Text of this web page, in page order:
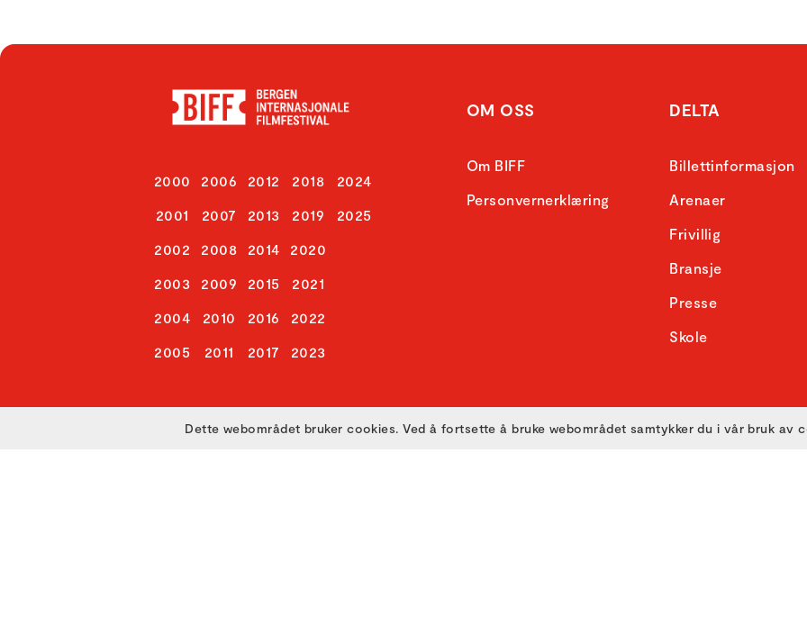
2000
2001
2002
2003
2004
2005
2006
2007
2008
2009
2010
2011
2012
2013
2014
2015
2016
2017
2018
2019
2020
2021
2022
2023
2024
2025
OM OSS
Om BIFF
Personvernerklæring
DELTA
Billettinformasjon
Arenaer
Frivillig
Bransje
Presse
Skole
Dette webområdet bruker cookies. Ved å fortsette å bruke webområdet samtykker du i vår bruk av